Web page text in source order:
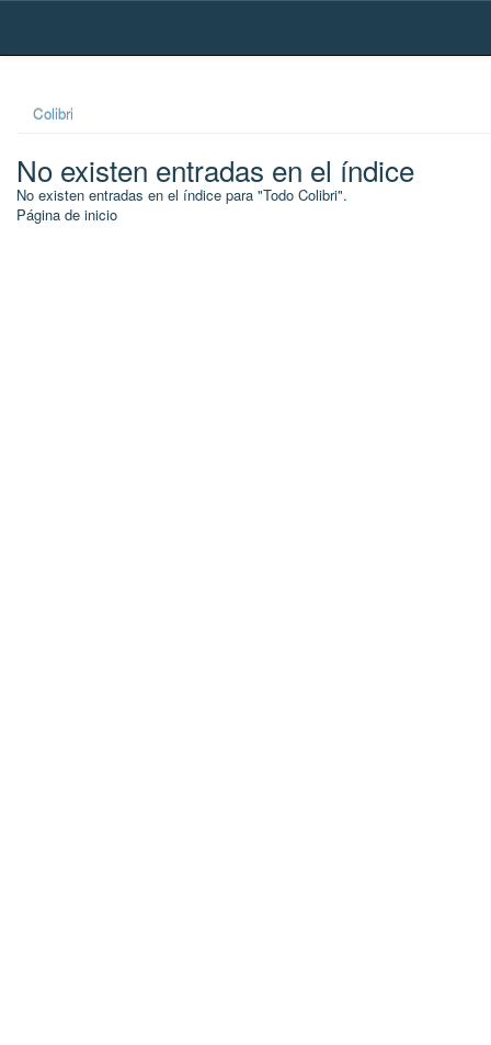
Skip
Colibri
No existen entradas en el índice
No existen entradas en el índice para "Todo Colibri".
Página de inicio